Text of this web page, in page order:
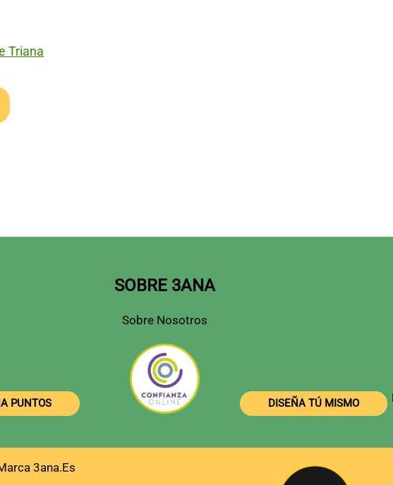
Triana
Producto
Tiene
PUNTOS
SOBRE 3ANA
Sobre Nosotros
DISEÑA TÚ MISMO